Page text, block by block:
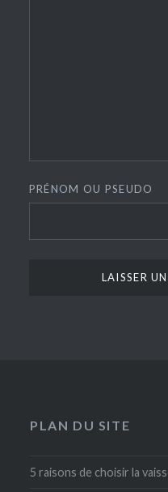
PRÉNOM OU PSEUDO
PLAN DU SITE
5 raisons de choisir la